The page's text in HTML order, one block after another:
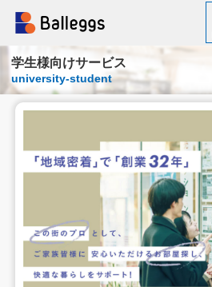
学生様向けサービス
university-student